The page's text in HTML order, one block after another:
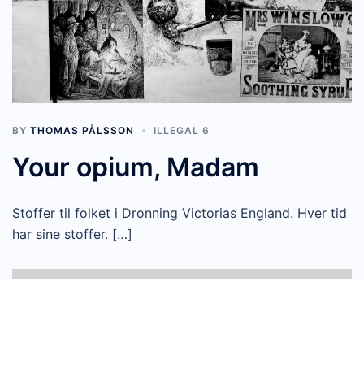
BY THOMAS PÅLSSON ILLEGAL 6
Your opium, Madam
Stoffer til folket i Dronning Victorias England. Hver tid
har sine stoffer. […]